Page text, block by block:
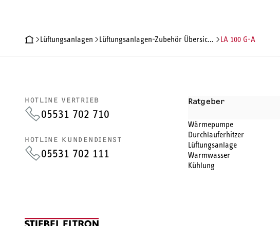
PRODUKTDETAILS TECHNISCHE DATENDOKUMENTE
Lüftungsanlagen Lüftungsanlagen-Zubehör Übersicht - STIEBEL ELTRON LA 100 G-A
HOTLINE VERTRIEB
05531 702 710
HOTLINE KUNDENDIENST
05531 702 111
Ratgeber
Wärmepumpe
Durchlauferhitzer
Lüftungsanlage
Warmwasser
Kühlung